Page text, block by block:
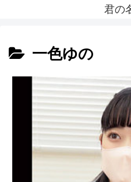
君の
一色ゆの